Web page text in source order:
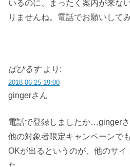
いるのに、まったく案内が来な
りませんね。電話でお願いして
ぱぴるす より:
2018-06-25 19:00
gingerさん
電話で登録しましたか…gingerさ
他の対象者限定キャンペーンで
OKが出るというのが、他のサイ